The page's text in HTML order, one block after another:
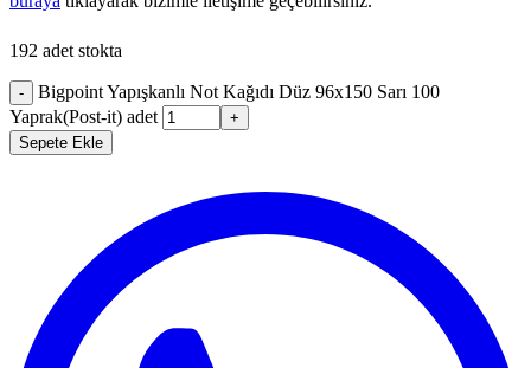
192 adet stokta
-
Bigpoint Yapışkanlı Not Kağıdı Düz 96x150 Sarı 100
Yaprak(Post-it) adet
+
Sepete Ekle